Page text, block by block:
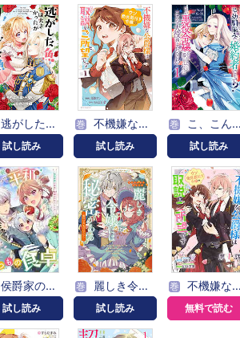
逃がした魚は大きかったが釣りあげた魚が大きすぎた件（コミック）
試し読み
巻 不機嫌な公爵様はウソ発見器付き令嬢の取説をご所望です
試し読み
巻 こ、こんなイケメンが私の幼馴染みで婚約者ですって？ さすが悪役令嬢、それくらいの器じゃなければこんな大役務まらないわ
試し読み
侯爵家のいたって平和ないつもの食卓～堅物侯爵は後妻に事細かに指示をする～（コミック）【分冊版】
試し読み
巻 麗しき令嬢には秘密がある～魔性の女と言わないで～アンソロジーコミック
試し読み
巻 不機嫌な公爵様はウソ発見器付き令嬢の取説をご所望です【単話版】
無料で読む